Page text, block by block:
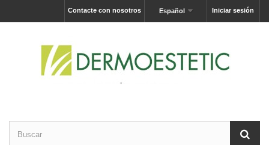
Iniciar sesión
Español
Contacte con nosotros